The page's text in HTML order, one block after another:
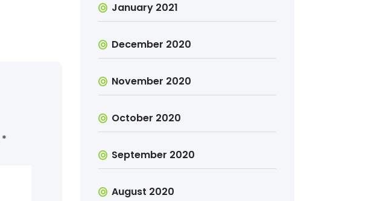
*
January 2021
December 2020
November 2020
October 2020
September 2020
August 2020